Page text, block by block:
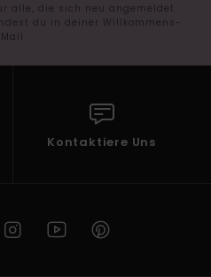
alle, die sich neu angemeldet
du in deiner Willkommens-
Mail
Kontaktiere Uns